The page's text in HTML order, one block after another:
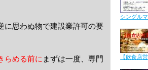
に思わぬ物で建設業許可の要
らめる前に まずは一度、専門
シングル
【飲食店